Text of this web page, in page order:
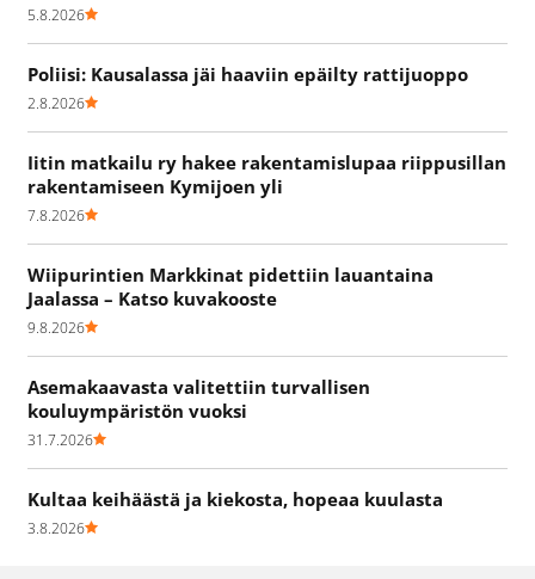
5.8.2026
Poliisi: Kausalassa jäi haaviin epäilty rattijuoppo
2.8.2026
Iitin matkailu ry hakee rakentamislupaa riippusillan
rakentamiseen Kymijoen yli
7.8.2026
Wiipurintien Markkinat pidettiin lauantaina
Jaalassa – Katso kuvakooste
9.8.2026
Asemakaavasta valitettiin turvallisen
kouluympäristön vuoksi
31.7.2026
Kultaa keihäästä ja kiekosta, hopeaa kuulasta
3.8.2026